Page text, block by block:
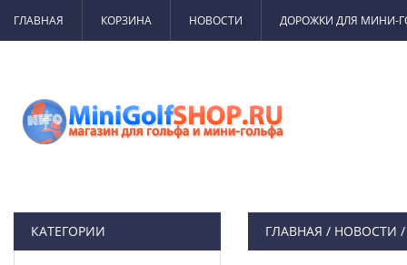
ГЛАВНАЯ КОРЗИНА НОВОСТИ ДОРОЖКИ ДЛЯ МИНИ-
КАТЕГОРИИ ГЛАВНАЯ / НОВОСТИ